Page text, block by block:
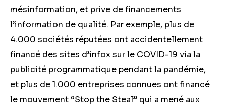
mésinformation, et prive de financements
l’information de qualité. Par exemple, plus de
4.000 sociétés réputées ont accidentellement
financé des sites d’infox sur le COVID-19 via la
publicité programmatique pendant la pandémie,
et plus de 1.000 entreprises connues ont financé
le mouvement “Stop the Steal” qui a mené aux